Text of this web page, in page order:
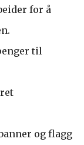
for å
til
og flagg